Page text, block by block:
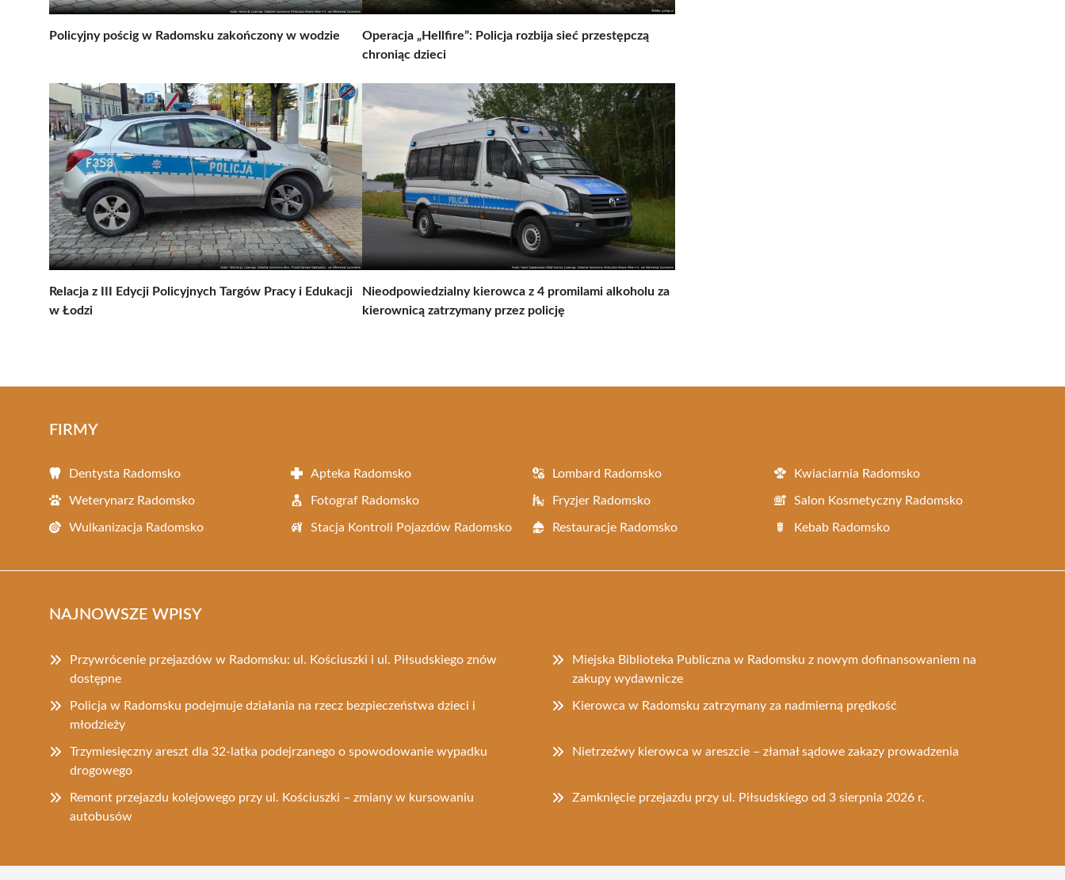
Policyjny pościg w Radomsku zakończony w wodzie
Operacja „Hellfire”: Policja rozbija sieć przestępczą
chroniąc dzieci
Relacja z III Edycji Policyjnych Targów Pracy i Edukacji
w Łodzi
Nieodpowiedzialny kierowca z 4 promilami alkoholu za
kierownicą zatrzymany przez policję
FIRMY
Dentysta Radomsko Apteka Radomsko Lombard Radomsko Kwiaciarnia Radomsko
Weterynarz Radomsko Fotograf Radomsko Fryzjer Radomsko Salon Kosmetyczny Radomsko
Wulkanizacja Radomsko Stacja Kontroli Pojazdów Radomsko Restauracje Radomsko Kebab Radomsko
NAJNOWSZE WPISY
Przywrócenie przejazdów w Radomsku: ul. Kościuszki i ul. Piłsudskiego znów
dostępne
Miejska Biblioteka Publiczna w Radomsku z nowym dofinansowaniem na
zakupy wydawnicze
Policja w Radomsku podejmuje działania na rzecz bezpieczeństwa dzieci i
młodzieży
Kierowca w Radomsku zatrzymany za nadmierną prędkość
Trzymiesięczny areszt dla 32-latka podejrzanego o spowodowanie wypadku
drogowego
Nietrzeźwy kierowca w areszcie – złamał sądowe zakazy prowadzenia
Remont przejazdu kolejowego przy ul. Kościuszki – zmiany w kursowaniu
autobusów
Zamknięcie przejazdu przy ul. Piłsudskiego od 3 sierpnia 2026 r.